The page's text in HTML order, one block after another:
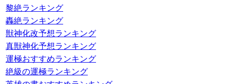
黎絶ランキング
轟絶ランキング
獣神化改予想ランキング
真獣神化予想ランキング
運極おすすめランキング
絶級の運極ランキング